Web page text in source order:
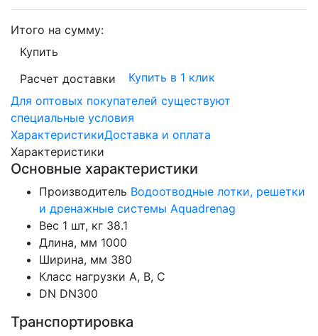
Итого на сумму:
Купить
Расчет доставки
Купить в 1 клик
Для оптовых покупателей существуют
специальные условия
ХарактеристикиДоставка и оплата
Характеристики
Основные характеристики
Производитель Водоотводные лотки, решетки
и дренажные системы Aquadrenag
Вес 1 шт, кг 38.1
Длина, мм 1000
Ширина, мм 380
Класс нагрузки А, В, С
DN DN300
Транспортировка